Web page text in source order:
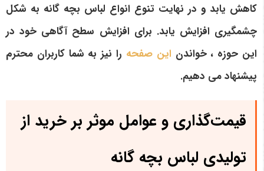
کاهش یابد و در نهایت تنوع انواع لباس بچه گانه به شکل
چشمگیری افزایش یابد. برای افزایش سطح آگاهی خود در
این حوزه ، خواندن این صفحه را نیز به شما کاربران محترم
پیشنهاد می دهیم.
قیمت‌گذاری و عوامل موثر بر خرید از
تولیدی لباس بچه گانه